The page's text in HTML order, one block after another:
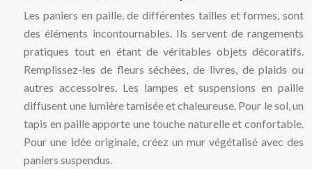
Les paniers en paille, de différentes tailles et formes, sont
des éléments incontournables. Ils servent de rangements
pratiques tout en étant de véritables objets décoratifs.
Remplissez-les de fleurs séchées, de livres, de plaids ou
autres accessoires. Les lampes et suspensions en paille
diffusent une lumière tamisée et chaleureuse. Pour le sol, un
tapis en paille apporte une touche naturelle et confortable.
Pour une idée originale, créez un mur végétalisé avec des
paniers suspendus.